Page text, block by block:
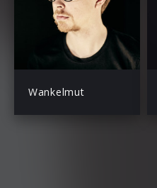
Wankelmut